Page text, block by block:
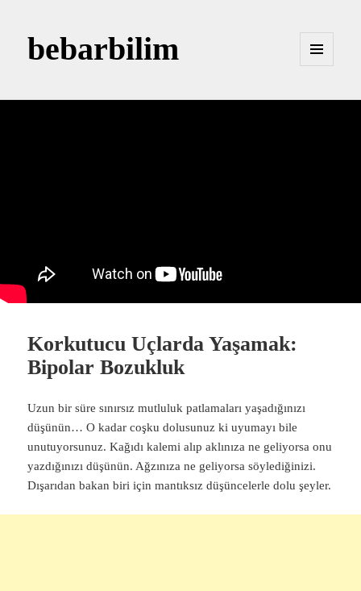
bebarbilim
BILEŞENLER
Korkutucu Uçlarda Yaşamak:
Bipolar Bozukluk
Uzun bir süre sınırsız mutluluk patlamaları yaşadığınızı
düşünün… O kadar coşku dolusunuz ki uyumayı bile
unutuyorsunuz. Kağıdı kalemi alıp aklınıza ne geliyorsa onu
yazdığınızı düşünün. Ağzınıza ne geliyorsa söylediğinizi.
Dışarıdan bakan biri için mantıksız düşüncelerle dolu şeyler.